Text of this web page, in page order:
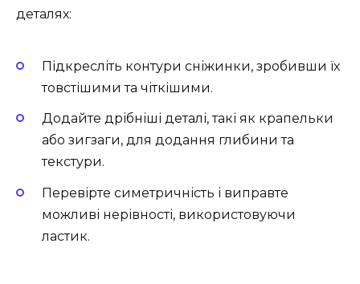
деталях:
Підкресліть контури сніжинки, зробивши їх
товстішими та чіткішими.
Додайте дрібніші деталі, такі як крапельки
або зигзаги, для додання глибини та
текстури.
Перевірте симетричність і виправте
можливі нерівності, використовуючи
ластик.